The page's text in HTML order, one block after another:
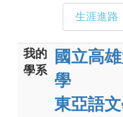
生涯進路
我的
學系
國立高
學
東亞語